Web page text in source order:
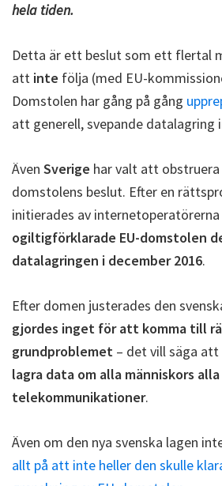
hela tiden.
Detta är ett beslut som ett flertal
att inte följa (med EU-
Domstolen har gång på gång
att generell, svepande
Även Sverige har valt att
domstolens beslut. Efter en
initierades av
ogiltigförklarade EU-domstolen
datalagringen i december 2016.
Efter domen justerades den
gjordes inget för att komma till
grundproblemet – det vill säga att
lagra data om alla människors alla
telekommunikationer.
Även om den nya svenska lagen
allt på att inte heller den skulle